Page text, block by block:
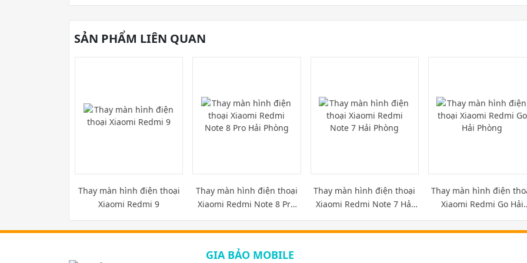
SẢN PHẨM LIÊN QUAN
Thay màn hình điện thoại
Xiaomi Redmi 9
Thay màn hình điện thoại
Xiaomi Redmi Note 8 Pro
Thay màn hình điện thoại
Xiaomi Redmi Note 7 Hải
Thay màn hình điện
Xiaomi Redmi Go Hải
GIA BẢO MOBILE